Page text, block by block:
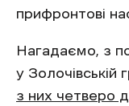
прифронтові
Нагадаємо, з
у Золочівській
з них четверо